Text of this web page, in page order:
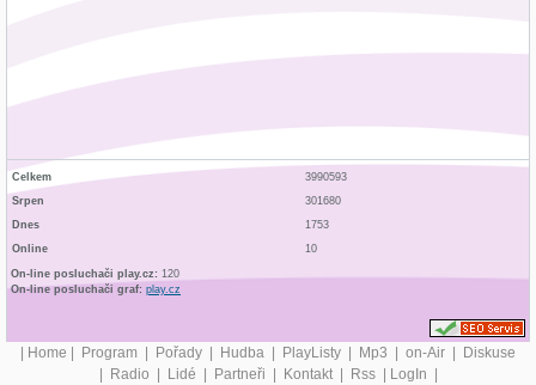
Celkem
3990593
Srpen
301680
Dnes
1753
Online
10
On-line posluchači play.cz: 120
On-line posluchači graf: play.cz
| Home | Program | Pořady | Hudba | PlayListy | Mp3 | on-Air | Diskuse
| Radio | Lidé | Partneři | Kontakt | Rss | LogIn |